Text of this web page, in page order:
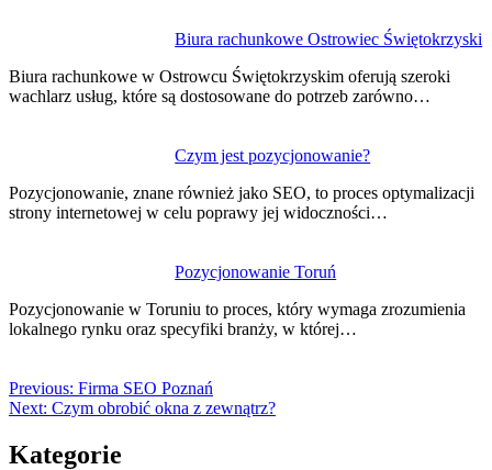
Biura rachunkowe Ostrowiec Świętokrzyski
Biura rachunkowe w Ostrowcu Świętokrzyskim oferują szeroki
wachlarz usług, które są dostosowane do potrzeb zarówno…
Czym jest pozycjonowanie?
Pozycjonowanie, znane również jako SEO, to proces optymalizacji
strony internetowej w celu poprawy jej widoczności…
Pozycjonowanie Toruń
Pozycjonowanie w Toruniu to proces, który wymaga zrozumienia
lokalnego rynku oraz specyfiki branży, w której…
Previous: Firma SEO Poznań
Next: Czym obrobić okna z zewnątrz?
Kategorie